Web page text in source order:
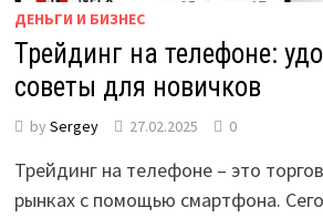
ДЕНЬГИ И БИЗНЕС
Трейдинг на телефоне:
советы для новичков
by Sergey 27.02.2025 0
Трейдинг на телефоне – это
рынках с помощью смартфона.